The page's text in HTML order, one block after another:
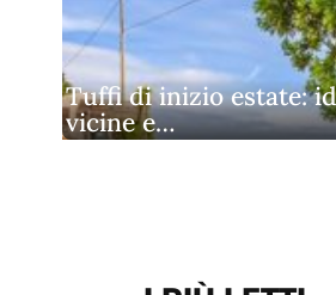
Tuffi di inizio estate:
vicine e…